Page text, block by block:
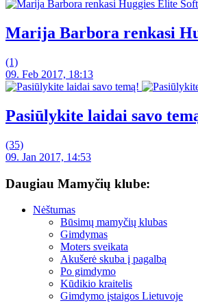
Marija Barbora renkasi
(1)
09. Feb 2017, 18:13
Pasiūlykite laidai savo
(35)
09. Jan 2017, 14:53
Daugiau Mamyčių klube:
Nėštumas
Būsimų mamyčių klubas
Gimdymas
Moters sveikata
Akušerė skuba į pagalbą
Po gimdymo
Kūdikio kraitelis
Gimdymo įstaigos Lietuvoje